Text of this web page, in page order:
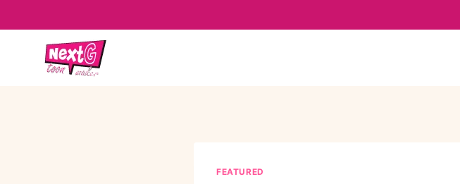
FEATURED